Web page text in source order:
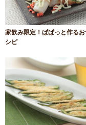
家飲み限定！ぱぱっと作る
シピ